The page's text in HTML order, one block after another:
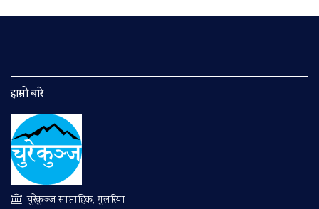
हाम्रो बारे
चुरेकुञ्ज साप्ताहिक, गुलरिया